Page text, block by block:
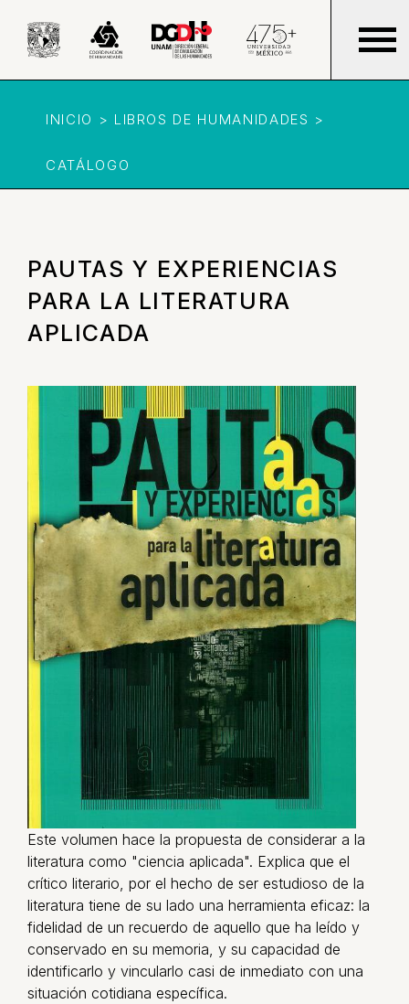
INICIO > LIBROS DE HUMANIDADES >
CATÁLOGO
PAUTAS Y EXPERIENCIAS
PARA LA LITERATURA
APLICADA
Este volumen hace la propuesta de considerar a la
literatura como "ciencia aplicada". Explica que el
crítico literario, por el hecho de ser estudioso de la
literatura tiene de su lado una herramienta eficaz: la
fidelidad de un recuerdo de aquello que ha leído y
conservado en su memoria, y su capacidad de
identificarlo y vincularlo casi de inmediato con una
situación cotidiana específica.